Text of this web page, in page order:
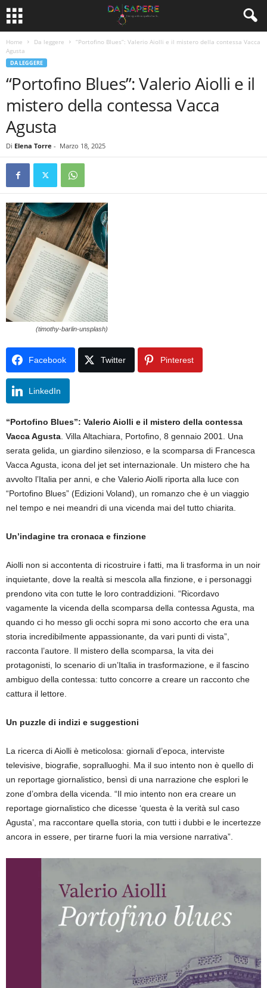
Home Da leggere
“Portofino Blues”: Valerio Aiolli e il mistero della contessa Vacca
Agusta
DA LEGGERE
“Portofino Blues”: Valerio Aiolli e il
mistero della contessa Vacca
Agusta
Di Elena Torre - Marzo 18, 2025
(timothy-barlin-unsplash)
Facebook Twitter Pinterest
LinkedIn
“Portofino Blues”: Valerio Aiolli e il mistero della contessa
Vacca Agusta . Villa Altachiara, Portofino, 8 gennaio 2001. Una
serata gelida, un giardino silenzioso, e la scomparsa di Francesca
Vacca Agusta, icona del jet set internazionale. Un mistero che ha
avvolto l’Italia per anni, e che Valerio Aiolli riporta alla luce con
“Portofino Blues” (Edizioni Voland), un romanzo che è un viaggio
nel tempo e nei meandri di una vicenda mai del tutto chiarita.
Un’indagine tra cronaca e finzione
Aiolli non si accontenta di ricostruire i fatti, ma li trasforma in un noir
inquietante, dove la realtà si mescola alla finzione, e i personaggi
prendono vita con tutte le loro contraddizioni. “Ricordavo
vagamente la vicenda della scomparsa della contessa Agusta, ma
quando ci ho messo gli occhi sopra mi sono accorto che era una
storia incredibilmente appassionante, da vari punti di vista”,
racconta l’autore. Il mistero della scomparsa, la vita dei
protagonisti, lo scenario di un’Italia in trasformazione, e il fascino
ambiguo della contessa: tutto concorre a creare un racconto che
cattura il lettore.
Un puzzle di indizi e suggestioni
La ricerca di Aiolli è meticolosa: giornali d’epoca, interviste
televisive, biografie, sopralluoghi. Ma il suo intento non è quello di
un reportage giornalistico, bensì di una narrazione che esplori le
zone d’ombra della vicenda. “Il mio intento non era creare un
reportage giornalistico che dicesse ‘questa è la verità sul caso
Agusta’, ma raccontare quella storia, con tutti i dubbi e le incertezze
ancora in essere, per tirarne fuori la mia versione narrativa”.